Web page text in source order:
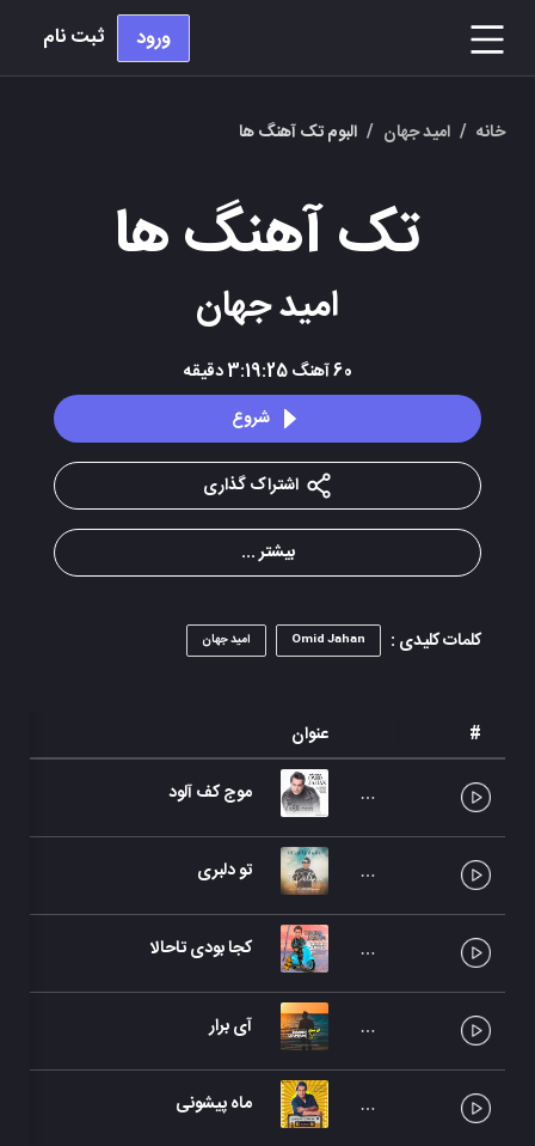
ورود ثبت نام
خانه / امید جهان / البوم تک آهنگ ها
تک آهنگ ها
امید جهان
60آهنگ3:19:25دقیقه
شروع
اشتراک گذاری
بیشتر ...
کلمات کلیدی : Omid Jahan امید جهان
# عنوان
موج کف آلود
تو دلبری
کجا بودی تاحالا
آی برار
ماه پیشونی